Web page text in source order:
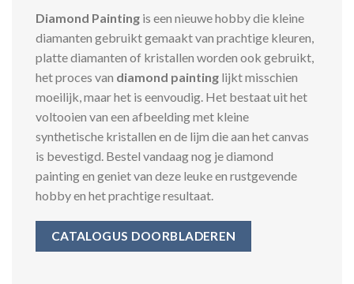
Diamond Painting is een nieuwe hobby die kleine
diamanten gebruikt gemaakt van prachtige kleuren,
platte diamanten of kristallen worden ook gebruikt,
het proces van diamond painting lijkt misschien
moeilijk, maar het is eenvoudig. Het bestaat uit het
voltooien van een afbeelding met kleine
synthetische kristallen en de lijm die aan het canvas
is bevestigd. Bestel vandaag nog je diamond
painting en geniet van deze leuke en rustgevende
hobby en het prachtige resultaat.
CATALOGUS DOORBLADEREN